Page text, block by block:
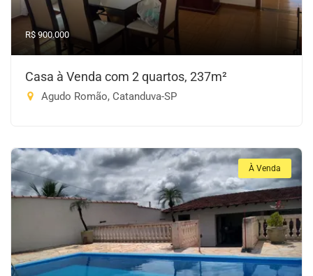
R$ 900.000
Casa à Venda com 2 quartos, 237m²
Agudo Romão, Catanduva-SP
À Venda